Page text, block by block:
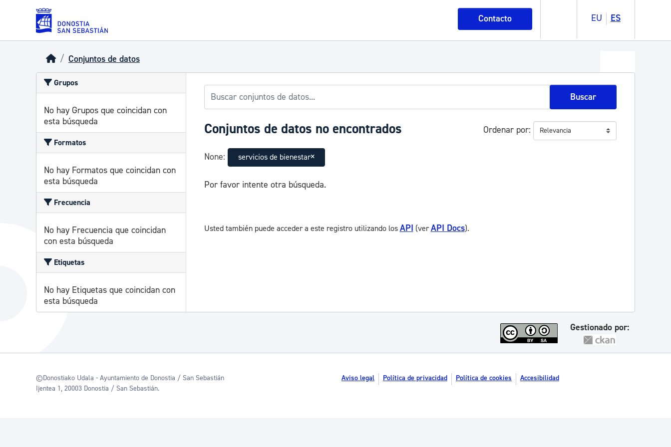
Skip to main content
Contacto
EU ES
Conjuntos de datos
Grupos
No hay Grupos que coincidan con
esta búsqueda
Formatos
No hay Formatos que coincidan con
esta búsqueda
Frecuencia
No hay Frecuencia que coincidan
con esta búsqueda
Etiquetas
No hay Etiquetas que coincidan con
esta búsqueda
Buscar
Ordenar por
Conjuntos de datos no encontrados
None: servicios de bienestar
Por favor intente otra búsqueda.
Usted también puede acceder a este registro utilizando los API (verAPI Docs).
Gestionado por:
©Donostiako Udala - Ayuntamiento de Donostia / San Sebastián
Ijentea 1, 20003 Donostia / San Sebastián.
Aviso legal Política de privacidad Política de cookies Accesibilidad